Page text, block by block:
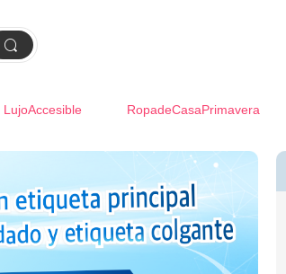

LujoAccesible RopadeCasaPrimavera